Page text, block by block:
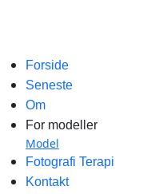
Forside
Seneste
Om
For modeller
Model
Fotografi Terapi
Kontakt